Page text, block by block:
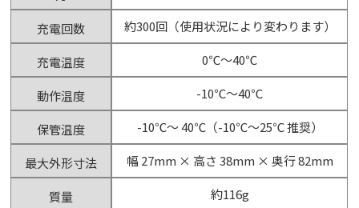
充電回数 約300回（使用状況により変わります）
充電温度 0℃～40℃
動作温度 -10℃～40℃
保管温度 -10℃～ 40℃（-10℃～25℃ 推奨）
最大外形寸法 幅 27mm × 高さ 38mm × 奥行 82mm
質量 約116g